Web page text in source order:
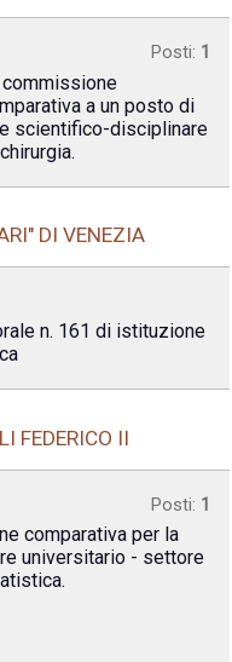
Posti: 1
a un posto di
scientifico-disciplinare
DI VENEZIA
n. 161 di istituzione
FEDERICO II
Posti: 1
comparativa per la
universitario - settore